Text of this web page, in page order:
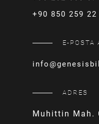
+90 850 259 22
E-POSTA
ADRES
Muhittin Mah.